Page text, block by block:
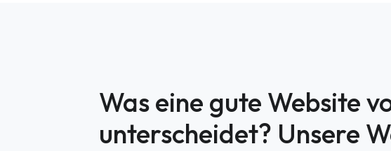
Was eine gute Website
unterscheidet? Unsere